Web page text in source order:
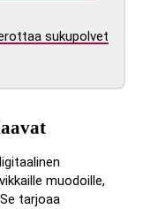
sukupolvet
muodoille,
tarjoaa